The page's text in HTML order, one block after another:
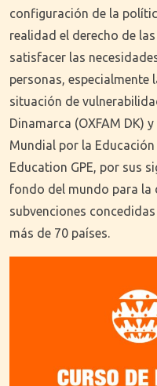
configuración de la
realidad el derecho de
satisfacer las
personas, especialmente
situación de
Dinamarca (OXFAM DK)
Mundial por la
Education GPE, por sus
fondo del mundo para la
subvenciones
más de 70 países.